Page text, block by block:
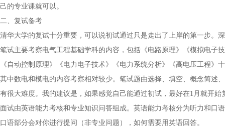
己的专业课就可以。
二、复试备考
清华大学的复试十分重要，可以说初试通过只是走出了上岸的第一步。
笔试主要考察电气工程基础学科的内容，包括《电路原理》《模拟电子
《自动控制原理》《电力电子技术》《电力系统分析》《高电压工程》
其中数电和模电的内容考察相对较少。笔试题由选择、填空、概念简述
有很大难度。我的建议是，如果感觉自己能通过初试，最好在1月就开
面试由英语能力考核和专业知识问答组成。英语能力考核分为听力和口
口语部分会对你进行提问（非专业问题），如何需要用英语回答。